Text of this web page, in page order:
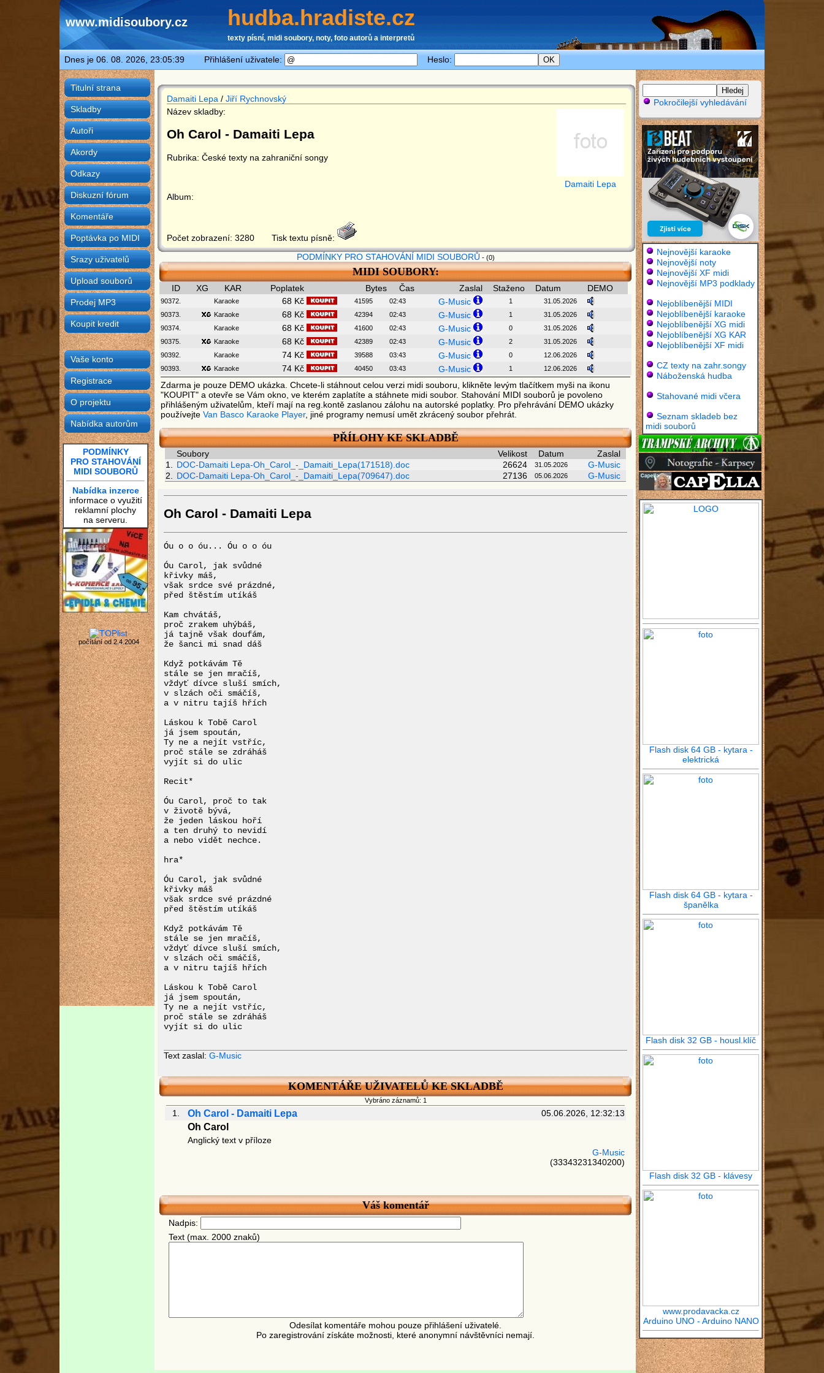
www.midisoubory.cz hudba.hradiste.cz
texty písní, midi soubory, noty, foto autorů a interpretů
Dnes je 06. 08. 2026, 23:05:39 Přihlášení uživatele: Heslo:
Titulní strana
Skladby
Autoři
Akordy
Odkazy
Diskuzní fórum
Komentáře
Poptávka po MIDI
Srazy uživatelů
Upload souborů
Prodej MP3
Koupit kredit
Vaše konto
Registrace
O projektu
Nabídka autorům
PODMÍNKY
PRO STAHOVÁNÍ
MIDI SOUBORŮ
Nabídka inzerce
informace o využití
reklamní plochy
na serveru.
počítání od 2.4.2004
Damaiti Lepa / Jiří Rychnovský
Název skladby:
Oh Carol - Damaiti Lepa
Rubrika: České texty na zahraniční songy
Album:
Počet zobrazení: 3280 Tisk textu písně:
Damaiti Lepa
PODMÍNKY PRO STAHOVÁNÍ MIDI SOUBORŮ - (0)
MIDI SOUBORY:
ID XG KAR Poplatek Bytes Čas Zaslal Staženo Datum DEMO
90372. Karaoke 68 Kč 41595 02:43 G-Music 1
31.05.2026
90373.
Karaoke 68 Kč 42394 02:43 G-Music 1
31.05.2026
90374.
Karaoke 68 Kč 41600 02:43 G-Music 0
31.05.2026
90375.
Karaoke 68 Kč 42389 02:43 G-Music 2
31.05.2026
90392.
Karaoke 74 Kč 39588 03:43 G-Music 0
12.06.2026
90393.
Karaoke 74 Kč 40450 03:43 G-Music 1 12.06.2026
Zdarma je pouze DEMO ukázka. Chcete-li stáhnout celou verzi midi souboru, klikněte levým tlačítkem myši na ikonu
"KOUPIT" a otevře se Vám okno, ve kterém zaplatíte a stáhnete midi soubor. Stahování MIDI souborů je povoleno
přihlášeným uživatelům, kteří mají na reg.kontě zaslanou zálohu na autorské poplatky. Pro přehrávání DEMO ukázky
používejte Van Basco Karaoke Player, jiné programy nemusí umět zkrácený soubor přehrát.
PŘÍLOHY KE SKLADBĚ
Soubory Velikost Datum
Zaslal
1.
DOC-Damaiti Lepa-Oh_Carol_-_Damaiti_Lepa(171518).doc 26624 31.05.2026
G-Music
2.
DOC-Damaiti Lepa-Oh_Carol_-_Damaiti_Lepa(709647).doc 27136 05.06.2026 G-Music
Oh Carol - Damaiti Lepa
Óu o o óu... Óu o o óu
Óu Carol, jak svůdné
křivky máš,
však srdce své prázdné,
před štěstím utíkáš
Kam chvátáš,
proč zrakem uhýbáš,
já tajně však doufám,
že šanci mi snad dáš
Když potkávám Tě
stále se jen mračíš,
vždyť dívce sluší smích,
v slzách oči smáčíš,
a v nitru tajíš hřích
Láskou k Tobě Carol
já jsem spoután,
Ty ne a nejít vstříc,
proč stále se zdráháš
vyjít si do ulic
Recit*
Óu Carol, proč to tak
v životě bývá,
že jeden láskou hoří
a ten druhý to nevidí
a nebo vidět nechce.
hra*
Óu Carol, jak svůdné
křivky máš
však srdce své prázdné
před štěstím utíkáš
Když potkávám Tě
stále se jen mračíš,
vždyť dívce sluší smích,
v slzách oči smáčíš,
a v nitru tajíš hřích
Láskou k Tobě Carol
já jsem spoután,
Ty ne a nejít vstříc,
proč stále se zdráháš
vyjít si do ulic
Text zaslal: G-Music
KOMENTÁŘE UŽIVATELŮ KE SKLADBĚ
Vybráno záznamů: 1
1. Oh Carol - Damaiti Lepa 05.06.2026, 12:32:13
Oh Carol
Anglický text v příloze
G-Music
(33343231340200)
Váš komentář
Nadpis:
Text (max. 2000 znaků)
Odesílat komentáře mohou pouze přihlášení uživatelé.
Po zaregistrování získáte možnosti, které anonymní návštěvníci nemají.
Pokročilejší vyhledávání
Nejnovější karaoke
Nejnovější noty
Nejnovější XF midi
Nejnovější MP3 podklady
Nejoblíbenější MIDI
Nejoblíbenější karaoke
Nejoblíbenější XG midi
Nejoblíbenější XG KAR
Nejoblíbenější XF midi
CZ texty na zahr.songy
Náboženská hudba
Stahované midi včera
Seznam skladeb bez
midi souborů
Flash disk 64 GB - kytara -
elektrická
Flash disk 64 GB - kytara -
španělka
Flash disk 32 GB - housl.klíč
Flash disk 32 GB - klávesy
www.prodavacka.cz
Arduino UNO - Arduino NANO